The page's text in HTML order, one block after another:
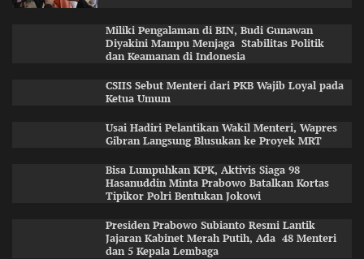
Miliki Pengalaman di BIN, Budi Gunawan
Diyakini Mampu Menjaga Stabilitas Politik
dan Keamanan di Indonesia
CSIIS Sebut Menteri dari PKB Wajib Loyal pada
Ketua Umum
Usai Hadiri Pelantikan Wakil Menteri, Wapres
Gibran Langsung Blusukan ke Proyek MRT
Bisa Lumpuhkan KPK, Aktivis Siaga 98
Hasanuddin Minta Prabowo Batalkan Kortas
Tipikor Polri Bentukan Jokowi
Presiden Prabowo Subianto Resmi Lantik
Jajaran Kabinet Merah Putih, Ada 48 Menteri
dan 5 Kepala Lembaga